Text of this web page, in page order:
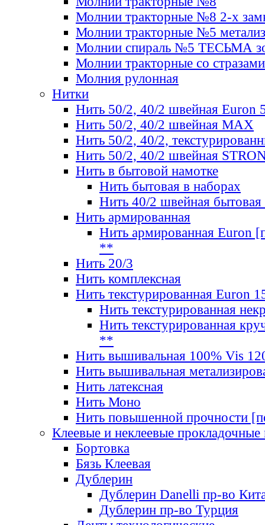
Молнии тракторные №8 2-х
Молнии тракторные №5
Молнии спираль №5 ТЕСЬМА
Молнии тракторные со стразами
Молния рулонная
Нитки
Нить 50/2, 40/2 швейная Euron
Нить 50/2, 40/2 швейная МАХ
Нить 50/2, 40/2,
Нить 50/2, 40/2 швейная
Нить в бытовой намотке
Нить бытовая в наборах
Нить 40/2 швейная бытовая
Нить армированная
Нить армированная Euron
**
Нить 20/3
Нить комплексная
Нить текстурированная Euron
Нить текстурированная
Нить текстурированная
**
Нить вышивальная 100% Vis
Нить вышивальная
Нить латексная
Нить Моно
Нить повышенной прочности
Клеевые и неклеевые прокладочные
Бортовка
Бязь Клеевая
Дублерин
Дублерин Danelli пр-во
Дублерин пр-во Турция